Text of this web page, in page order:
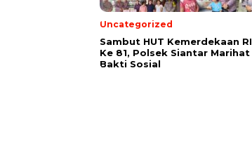
Uncategorized
Sambut HUT Kemerdekaan RI
Ke 81, Polsek Siantar Marihat
Bakti Sosial